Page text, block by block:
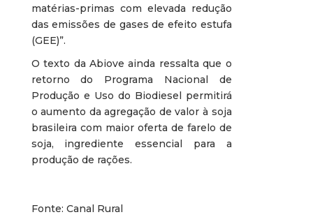
matérias-primas com elevada redução
das emissões de gases de efeito estufa
(GEE)”.
O texto da Abiove ainda ressalta que o
retorno do Programa Nacional de
Produção e Uso do Biodiesel permitirá
o aumento da agregação de valor à soja
brasileira com maior oferta de farelo de
soja, ingrediente essencial para a
produção de rações.
Fonte: Canal Rural